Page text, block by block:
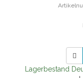
Lagerbestand